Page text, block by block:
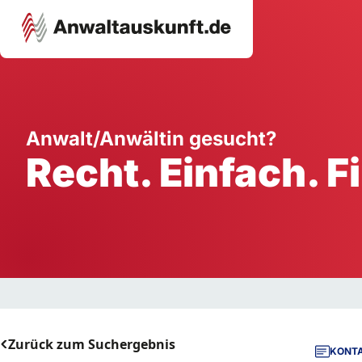
Ausbildung
Handwerk
Dienstleistung
Anwalt/Anwältin gesucht?
Recht. Einfach.
Zurück zum Suchergebnis